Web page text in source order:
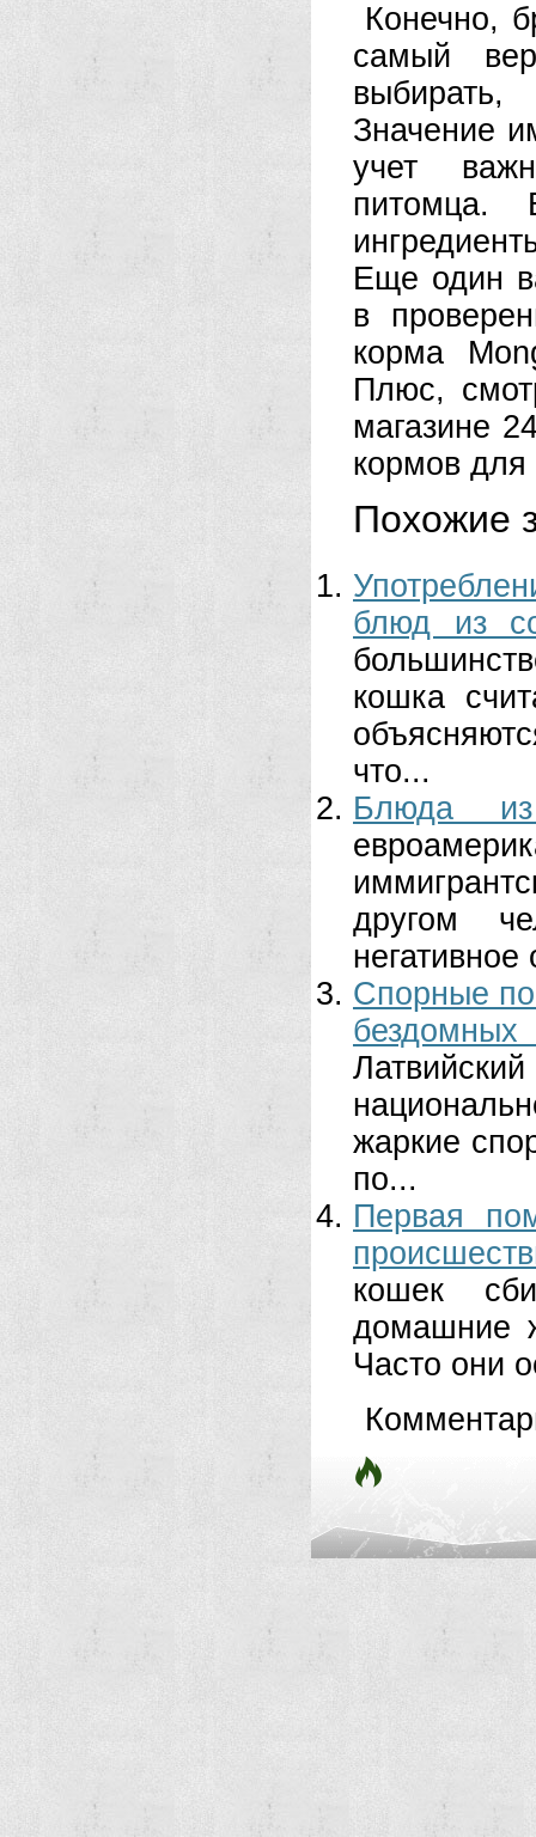
Конечно,
самый
выбирать,
Значение
учет
питомца.
Еще один
в
корма
Плюс,
магазине
кормов
Похожие
блюд из
кошка
что...
Блюда
другом
Спорные
жаркие
по...
Первая
кошек
домашние
Часто они